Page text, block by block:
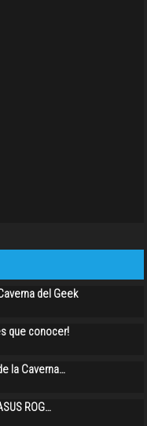
del Geek
que conocer!
la Caverna…
ROG…